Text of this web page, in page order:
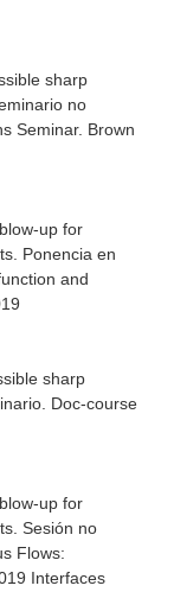
sharp
no
Seminar. Brown
up for
Ponencia en
and
sharp
Doc-course
up for
Sesión no
Flows:
Interfaces